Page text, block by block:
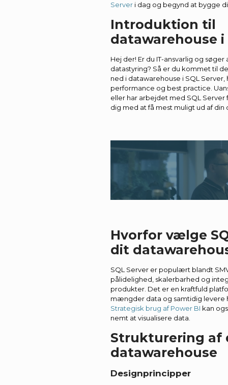
Server i dag og begynd at bygge
Introduktion til
datawarehouse i
Hej der! Er du IT-ansvarlig og
datastyring? Så er du kommet til
ned i datawarehouse i SQL Server,
performance og best practice.
eller har arbejdet med SQL
dig med at få mest muligt ud af din
Hvorfor vælge
dit
SQL Server er populært blandt
pålidelighed, skalerbarhed og
produkter. Det er en kraftfuld
mængder data og samtidig levere
Strategisk brug af Power BI kan
nemt at visualisere data.
Strukturering af
datawarehouse
Designprincipper